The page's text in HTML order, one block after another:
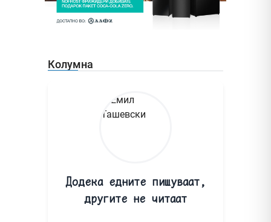
Колумна
Додека едните пишуваат,
другите не читаат